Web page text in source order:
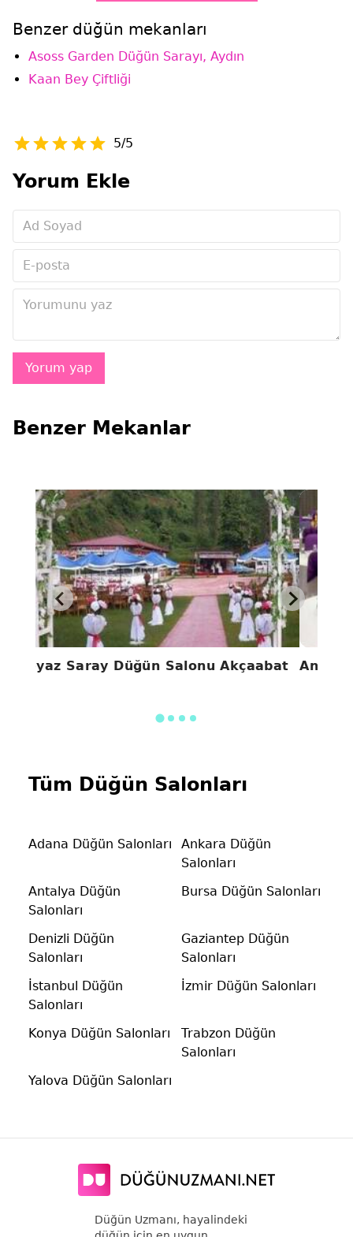
Benzer düğün mekanları
Asoss Garden Düğün Sarayı, Aydın
Kaan Bey Çiftliği
5/5
Yorum Ekle
Benzer Mekanlar
Beyaz Saray Düğün Salonu Akçaabat
Tüm Düğün Salonları
Adana Düğün Salonları
Ankara Düğün
Salonları
Antalya Düğün
Salonları
Bursa Düğün Salonları
Denizli Düğün
Salonları
Gaziantep Düğün
Salonları
İstanbul Düğün
Salonları
İzmir Düğün Salonları
Konya Düğün Salonları
Trabzon Düğün
Salonları
Yalova Düğün Salonları
Düğün Uzmanı, hayalindeki